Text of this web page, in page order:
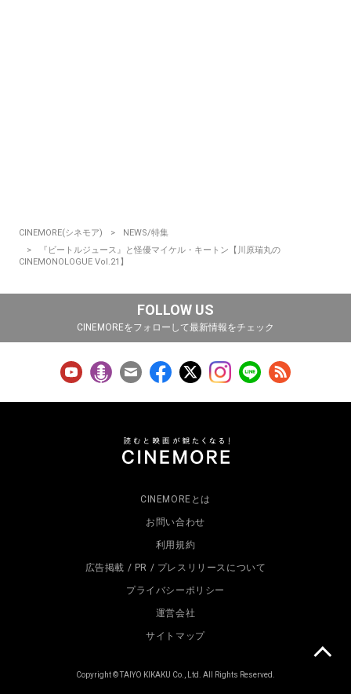
CINEMORE(シネモア)
NEWS/特集
『ビートルジュース』と怪優マイケル・キートン【川原瑞丸の
CINEMONOLOGUE Vol.21】
FOLLOW US
CINEMOREをフォローして最新情報をチェック
CINEMOREとは
お問い合わせ
利用規約
広告掲載 / PR / プレスリリースについて
プライバシーポリシー
運営会社
サイトマップ
Copyright © TAIYO KIKAKU Co., Ltd. All Rights Reserved.